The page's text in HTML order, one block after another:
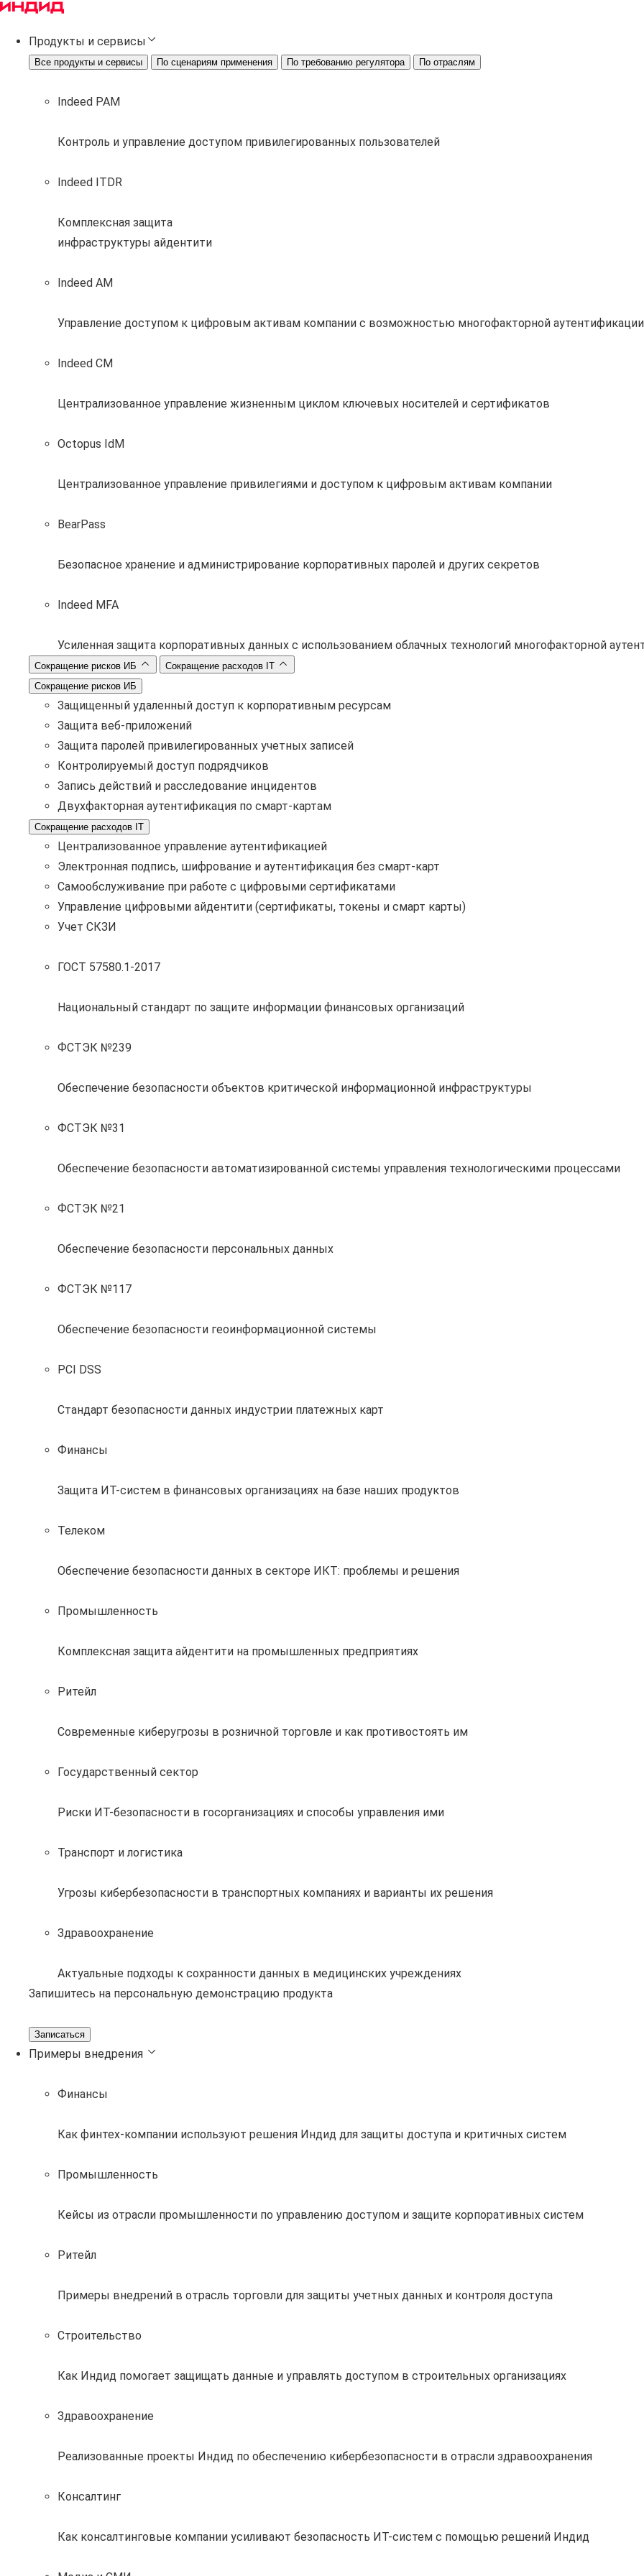
Продукты и сервисы
Все продукты и сервисы По сценариям применения По требованию регулятора По отраслям
Indeed PAM
Контроль и управление доступом привилегированных пользователей
Indeed ITDR
Комплексная защита
инфраструктуры айдентити
Indeed AM
Управление доступом к цифровым активам компании с возможностью многофакторной аутентификации
Indeed CM
Централизованное управление жизненным циклом ключевых носителей и сертификатов
Octopus IdM
Централизованное управление привилегиями и доступом к цифровым активам компании
BearPass
Безопасное хранение и администрирование корпоративных паролей и других секретов
Indeed MFA
Усиленная защита корпоративных данных с использованием облачных технологий многофакторной
Сокращение рисков ИБ
Сокращение расходов IT
Сокращение рисков ИБ
Защищенный удаленный доступ к корпоративным ресурсам
Защита веб-приложений
Защита паролей привилегированных учетных записей
Контролируемый доступ подрядчиков
Запись действий и расследование инцидентов
Двухфакторная аутентификация по смарт-картам
Сокращение расходов IT
Централизованное управление аутентификацией
Электронная подпись, шифрование и аутентификация без смарт-карт
Самообслуживание при работе с цифровыми сертификатами
Управление цифровыми айдентити (сертификаты, токены и смарт карты)
Учет СКЗИ
ГОСТ 57580.1-2017
Национальный стандарт по защите информации финансовых организаций
ФСТЭК №239
Обеспечение безопасности объектов критической информационной инфраструктуры
ФСТЭК №31
Обеспечение безопасности автоматизированной системы управления технологическими процессами
ФСТЭК №21
Обеспечение безопасности персональных данных
ФСТЭК №117
Обеспечение безопасности геоинформационной системы
PCI DSS
Стандарт безопасности данных индустрии платежных карт
Финансы
Защита ИТ-систем в финансовых организациях на базе наших продуктов
Телеком
Обеспечение безопасности данных в секторе ИКТ: проблемы и решения
Промышленность
Комплексная защита айдентити на промышленных предприятиях
Ритейл
Современные киберугрозы в розничной торговле и как противостоять им
Государственный сектор
Риски ИТ-безопасности в госорганизациях и способы управления ими
Транспорт и логистика
Угрозы кибербезопасности в транспортных компаниях и варианты их решения
Здравоохранение
Актуальные подходы к сохранности данных в медицинских учреждениях
Запишитесь на персональную демонстрацию продукта
Записаться
Примеры внедрения
Финансы
Как финтех-компании используют решения Индид для защиты доступа и критичных систем
Промышленность
Кейсы из отрасли промышленности по управлению доступом и защите корпоративных систем
Ритейл
Примеры внедрений в отрасль торговли для защиты учетных данных и контроля доступа
Строительство
Как Индид помогает защищать данные и управлять доступом в строительных организациях
Здравоохранение
Реализованные проекты Индид по обеспечению кибербезопасности в отрасли здравоохранения
Консалтинг
Как консалтинговые компании усиливают безопасность ИТ-систем с помощью решений Индид